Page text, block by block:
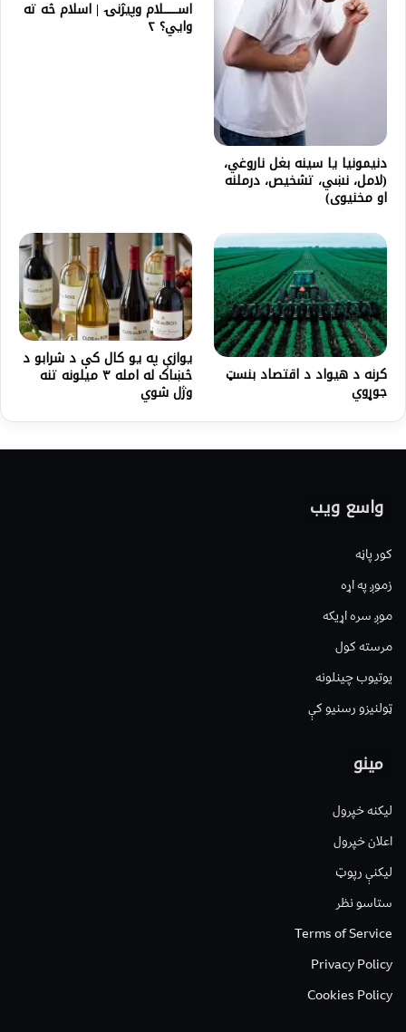
دنیمونیا یا سینه بغل ناروغي،
(لامل، نښي، تشخیص، درملنه
او مخنیوی)
اســــــــلام وپيژنۍ | اسلام څه ته
وايي؟ ۲
کرنه د هيواد د اقتصاد بنسټ
جوړوي
يوازې په یو کال کې د شرابو د
څښاک له امله ۳ میلونه تنه
وژل شوي
واسع ویب
کور پاڼه
زموږ په اړه
موږ سره اړیکه
مرسته کول
یوتیوب چینلونه
ټولنیزو رسنیو کې
مینو
لیکنه خپرول
اعلان خپرول
لیکنې رپوټ
ستاسو نظر
Terms of Service
Privacy Policy
Cookies Policy